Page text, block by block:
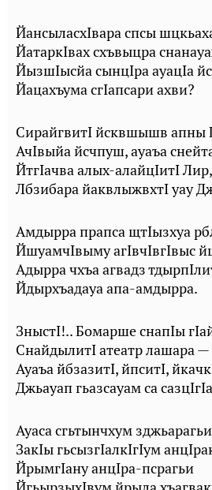
ЙансыласхIвара спсы
ЙатаркIвах схъвыцра
ЙызшIысйа сынцIра ауацIа
Йацахъума сгIапсари ахви?
СирайгвитI йсквшышв апны
АчIвыйа йсчпуш, ауаъа
ЙтгIачва алых-алайцIитI Лир,
Лбзибара йаквлыжвхтI уау
Амдырра прапса щтIызхуа
ЙшуамчIвыму агIвчIвгIвыс
Адырра чхъа агвадз
Йдырхъадауа апа-амдырра.
ЗныстI!.. Бомарше снапIы
СнайдылитI атеатр лашара —
Ауаъа йбзазитI, йпситI,
Джьауап гьазсауам са
Ауаса сгьтынчхум
ЗакIы гьсызгIалкIгIум
ЙрымгIану анцIра-псрагьи